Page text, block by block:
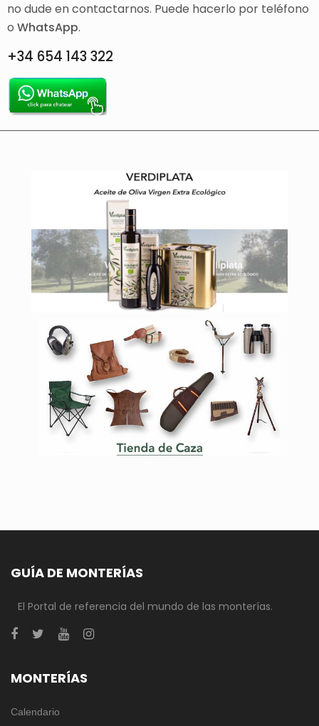
no dude en contactarnos. Puede hacerlo por teléfono
o WhatsApp.
+34 654 143 322
GUÍA DE MONTERÍAS
El Portal de referencia del mundo de las monterías.
MONTERÍAS
Calendario